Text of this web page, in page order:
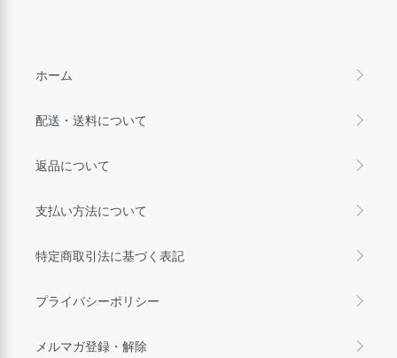
ホーム
配送・送料について
返品について
支払い方法について
特定商取引法に基づく表記
プライバシーポリシー
メルマガ登録・解除